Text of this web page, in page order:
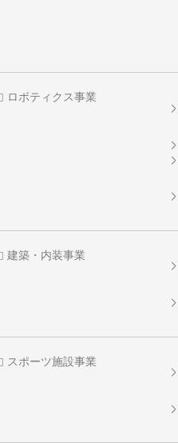
ロボティクス事業
建築・内装事業
スポーツ施設事業